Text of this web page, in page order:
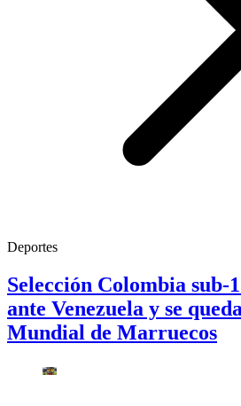
Deportes
Selección Colombia sub-
ante Venezuela y se
Mundial de Marruecos